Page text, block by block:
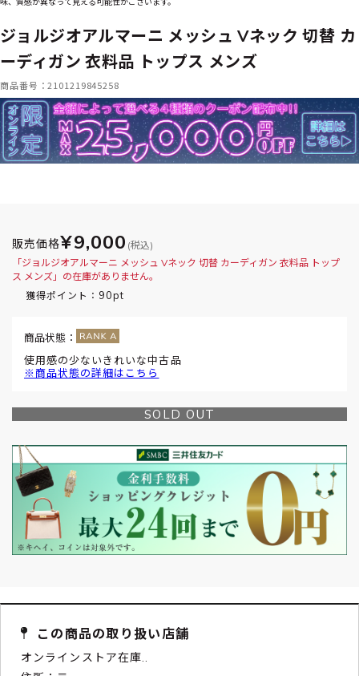
ジョルジオアルマーニ メッシュ Vネック 切替 カ
ーディガン 衣料品 トップス メンズ
商品番号：2101219845258
販売価格¥9,000 (税込)
「ジョルジオアルマーニ メッシュ Vネック 切替 カーディガン 衣料品 トップ
ス メンズ」の在庫がありません。
獲得ポイント： 90pt
商品状態：
使用感の少ないきれいな中古品
※商品状態の詳細はこちら
SOLD OUT
この商品の取り扱い店舗
オンラインストア在庫..